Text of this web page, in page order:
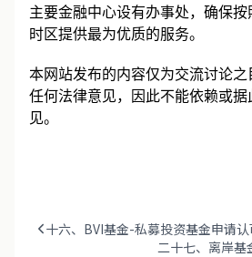
主要金融中心设有办事处，确保
时区提供最为优质的服务。
本网站发布的内容仅为交流讨论
任何法律意见，因此不能依赖或
见。
十六、BVI基金-私募投资基金申请认
二十七、离岸